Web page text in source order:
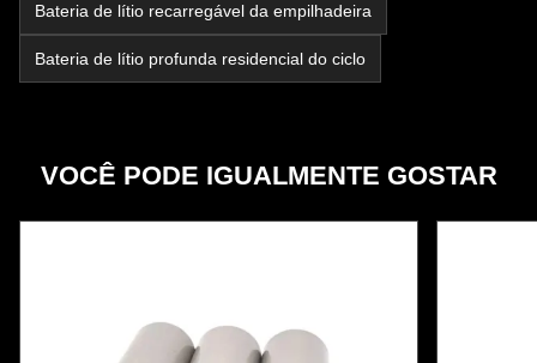
Bateria de lítio recarregável da empilhadeira
Bateria de lítio profunda residencial do ciclo
VOCÊ PODE IGUALMENTE GOSTAR